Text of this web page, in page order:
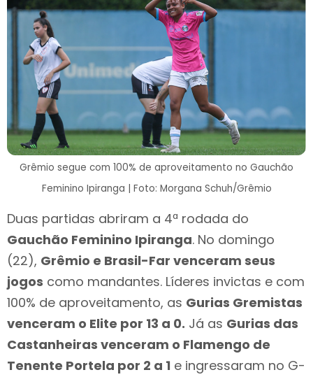
Grêmio segue com 100% de aproveitamento no Gauchão
Feminino Ipiranga | Foto: Morgana Schuh/Grêmio
Duas partidas abriram a 4ª rodada do
Gauchão Feminino Ipiranga. No domingo
(22), Grêmio e Brasil-Far venceram seus
jogos como mandantes. Líderes invictas e com
100% de aproveitamento, as Gurias Gremistas
venceram o Elite por 13 a 0. Já as Gurias das
Castanheiras venceram o Flamengo de
Tenente Portela por 2 a 1 e ingressaram no G-